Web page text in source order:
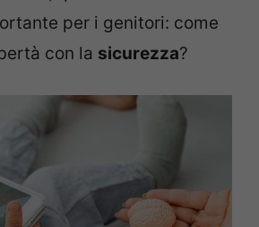
per i genitori: come
con la sicurezza?